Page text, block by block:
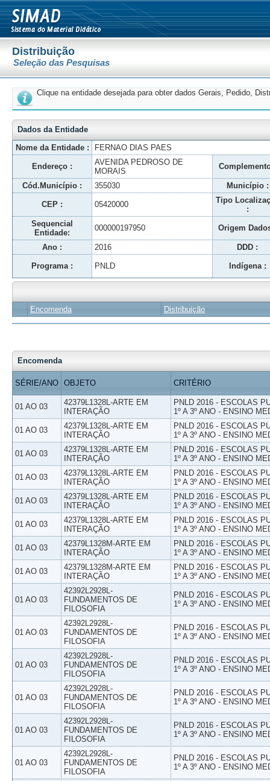
Distribuição
Seleção das Pesquisas
Clique na entidade desejada para obter dados Gerais, Pedido,
Dados da Entidade
Nome da Entidade :
FERNAO DIAS PAES
Endereço :
AVENIDA PEDROSO DE
MORAIS
Cód.Município : 355030 Município :
CEP : 05420000
Tipo
:
Sequencial
Entidade:
000000197950 Origem
Ano : 2016 DDD :
Programa : PNLD Indígena :
Encomenda Distribuição
Encomenda
SÉRIE/ANO OBJETO CRITÉRIO
01 AO 03
42379L1328L-ARTE EM
INTERAÇÃO
PNLD 2016 - ESCOLAS
1º A 3º ANO - ENSINO
01 AO 03
42379L1328L-ARTE EM
INTERAÇÃO
PNLD 2016 - ESCOLAS
1º A 3º ANO - ENSINO
01 AO 03
42379L1328L-ARTE EM
INTERAÇÃO
PNLD 2016 - ESCOLAS
1º A 3º ANO - ENSINO
01 AO 03
42379L1328L-ARTE EM
INTERAÇÃO
PNLD 2016 - ESCOLAS
1º A 3º ANO - ENSINO
01 AO 03
42379L1328L-ARTE EM
INTERAÇÃO
PNLD 2016 - ESCOLAS
1º A 3º ANO - ENSINO
01 AO 03
42379L1328L-ARTE EM
INTERAÇÃO
PNLD 2016 - ESCOLAS
1º A 3º ANO - ENSINO
01 AO 03
42379L1328M-ARTE EM
INTERAÇÃO
PNLD 2016 - ESCOLAS
1º A 3º ANO - ENSINO
01 AO 03
42379L1328M-ARTE EM
INTERAÇÃO
PNLD 2016 - ESCOLAS
1º A 3º ANO - ENSINO
01 AO 03
42392L2928L-
FUNDAMENTOS DE
FILOSOFIA
PNLD 2016 - ESCOLAS
1º A 3º ANO - ENSINO
01 AO 03
42392L2928L-
FUNDAMENTOS DE
FILOSOFIA
PNLD 2016 - ESCOLAS
1º A 3º ANO - ENSINO
01 AO 03
42392L2928L-
FUNDAMENTOS DE
FILOSOFIA
PNLD 2016 - ESCOLAS
1º A 3º ANO - ENSINO
01 AO 03
42392L2928L-
FUNDAMENTOS DE
FILOSOFIA
PNLD 2016 - ESCOLAS
1º A 3º ANO - ENSINO
01 AO 03
42392L2928L-
FUNDAMENTOS DE
FILOSOFIA
PNLD 2016 - ESCOLAS
1º A 3º ANO - ENSINO
01 AO 03
42392L2928L-
FUNDAMENTOS DE
FILOSOFIA
PNLD 2016 - ESCOLAS
1º A 3º ANO - ENSINO